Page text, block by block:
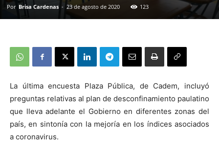
Por Brisa Cardenas - 23 de agosto de 2020 123
La última encuesta Plaza Pública, de Cadem, incluyó
preguntas relativas al plan de desconfinamiento paulatino
que lleva adelante el Gobierno en diferentes zonas del
país, en sintonía con la mejoría en los índices asociados
a coronavirus.